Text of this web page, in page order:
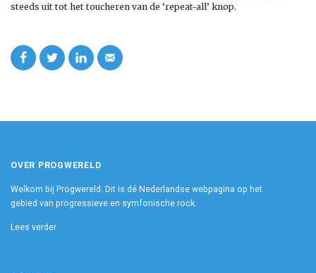
steeds uit tot het toucheren van de ‘repeat-all’ knop.
OVER PROGWERELD
Welkom bij Progwereld. Dit is dé Nederlandse webpagina op het
gebied van progressieve en symfonische rock.
Lees verder